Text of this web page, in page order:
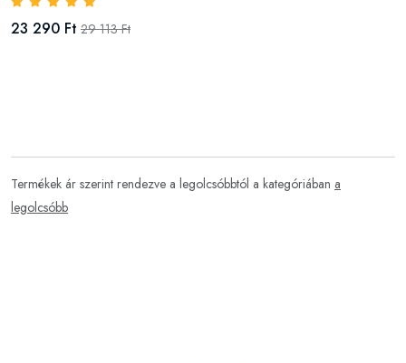
23 290 Ft 29 113 Ft
Termékek ár szerint rendezve a legolcsóbbtól a kategóriában a
legolcsóbb